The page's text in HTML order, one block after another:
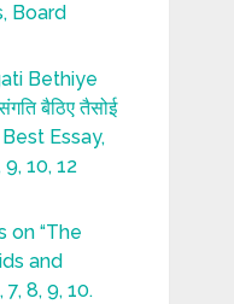
Board
Bethiye
बैठिए तैसोई
Essay,
10, 12
on “The
and
8, 9, 10.